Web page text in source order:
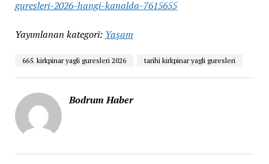
guresleri-2026-hangi-kanalda-7615655
Yayımlanan kategori: Yaşam
665. kirkpinar yagli guresleri 2026 tarihi kirkpinar yagli guresleri
Bodrum Haber